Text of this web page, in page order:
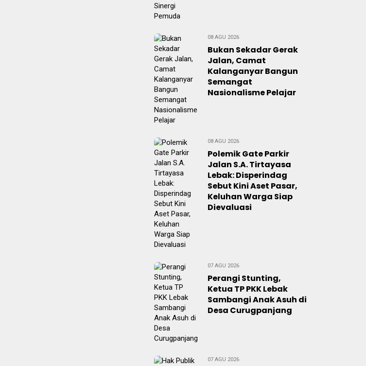
08 AGU 2026
Bukan Sekadar Gerak
Jalan, Camat
Kalanganyar Bangun
Semangat
Nasionalisme Pelajar
08 AGU 2026
Polemik Gate Parkir
Jalan S.A. Tirtayasa
Lebak: Disperindag
Sebut Kini Aset Pasar,
Keluhan Warga Siap
Dievaluasi
07 AGU 2026
Perangi Stunting,
Ketua TP PKK Lebak
Sambangi Anak Asuh di
Desa Curugpanjang
07 AGU 2026